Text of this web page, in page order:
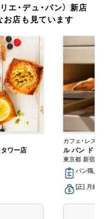
・デュ・パン） 新店
お店も見ています
カリー 聖路加タワー店
カフェ・レスト
ル パン ドゥ
東京都 新宿区
パン職人・
[正] 月給